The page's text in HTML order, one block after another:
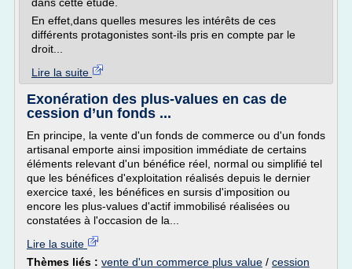
En effet,dans quelles mesures les intérêts de ces
différents protagonistes sont-ils pris en compte par le
droit...
Lire la suite
Exonération des plus-values en cas de
cession d’un fonds ...
En principe, la vente d'un fonds de commerce ou d'un fonds
artisanal emporte ainsi imposition immédiate de certains
éléments relevant d'un bénéfice réel, normal ou simplifié tel
que les bénéfices d'exploitation réalisés depuis le dernier
exercice taxé, les bénéfices en sursis d'imposition ou
encore les plus-values d'actif immobilisé réalisées ou
constatées à l'occasion de la...
Lire la suite
Thèmes liés : vente d'un commerce plus value / cession